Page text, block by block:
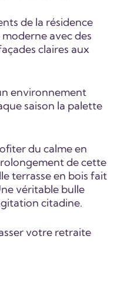
de la résidence
avec des
claires aux
environnement
saison la palette
du calme en
de cette
terrasse en bois fait
véritable bulle
citadine.
votre retraite